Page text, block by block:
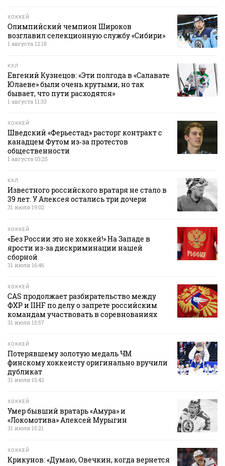
ХОККЕЙ
Олимпийский чемпион Широков
возглавил селекционную службу «Сибири»
1 августа 12:18
КХЛ
Евгений Кузнецов: «Эти полгода в «Салавате
Юлаеве» были очень крутыми, но так
бывает, что пути расходятся»
1 августа 11:33
ХОККЕЙ
Шведский «Ферьестад» расторг контракт с
канадцем Футом из‑за протестов
общественности
1 августа 03:25
КХЛ
Известного российского вратаря не стало в
39 лет. У Алексея остались три дочери
31 июля 19:02
ХОККЕЙ
«Без России это не хоккей!» На Западе в
ярости из-за дискриминации нашей
сборной
31 июля 16:46
ХОККЕЙ
CAS продолжает разбирательство между
ФХР и IIHF по делу о запрете российским
командам участвовать в соревнованиях
31 июля 15:57
ХОККЕЙ
Потерявшему золотую медаль ЧМ
финскому хоккеисту оригинально вручили
дубликат
31 июля 15:42
ХОККЕЙ
Умер бывший вратарь «Амура» и
«Локомотива» Алексей Мурыгин
31 июля 15:21
ХОККЕЙ
Крикунов: «Думаю, Овечкин, когда вернется